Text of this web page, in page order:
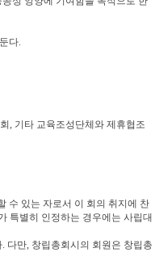
다.
, 기타 교육조성단체와 제휴협조
수 있는 자로서 이 회의 취지에 찬
특별히 인정하는 경우에는 사립대
. 다만, 창립총회시의 회원은 창립총